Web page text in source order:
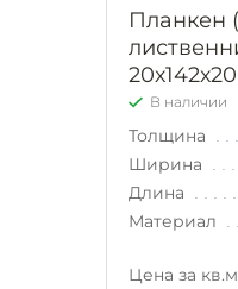
Планкен
В наличии
Толщина
Ширина
Длина
Материал
Цена за